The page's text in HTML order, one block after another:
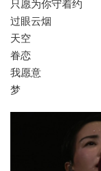
只愿为你守着约
过眼云烟
天空
眷恋
我愿意
梦